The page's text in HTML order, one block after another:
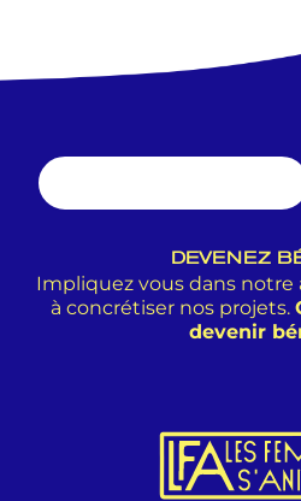
DEVENEZ
Impliquez vous dans notre
à concrétiser nos projets.
devenir